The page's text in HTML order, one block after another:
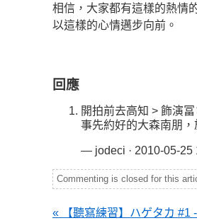
相信，大家都有這樣的熱情
以這樣的心情邁步向前。
回應
開拍前去高知 > 飾演
事先約好的大森南朋
— jodeci · 2010-05-25
Commenting is closed for this
« 【聽寫練習】ハゲタカ #1